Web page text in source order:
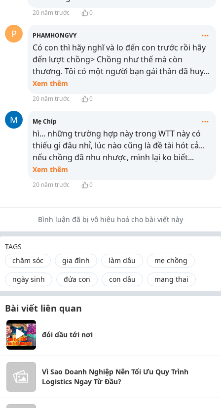
20 năm trước 0
P PHAMHONGVY
Có con thì hãy nghĩ và lo đến con trước rồi hãy
đến lượt chồng> Chồng như thế mà còn
thương. Tôi có một người bạn gái thân đã huy...
Xem thêm
20 năm trước 0
M Mẹ Chíp
hì... những trường hợp này trong WTT này có
thiếu gì đâu nhỉ, lúc nào cũng là đề tài hót cả...
nếu chồng đã nhu nhược, mình lại ko biết...
Xem thêm
20 năm trước 0
Bình luận đã bị vô hiệu hoá cho bài viết này
TAGS
chăm sóc
gia đình làm dâu
mẹ chồng
ngày sinh
đứa con con dâu mang thai
Bài viết liên quan
đói dầu tới nơi
Vì Sao Doanh Nghiệp Nên Tối Ưu Quy Trình
Logistics Ngay Từ Đầu?